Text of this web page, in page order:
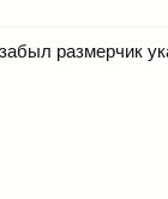
размерчик